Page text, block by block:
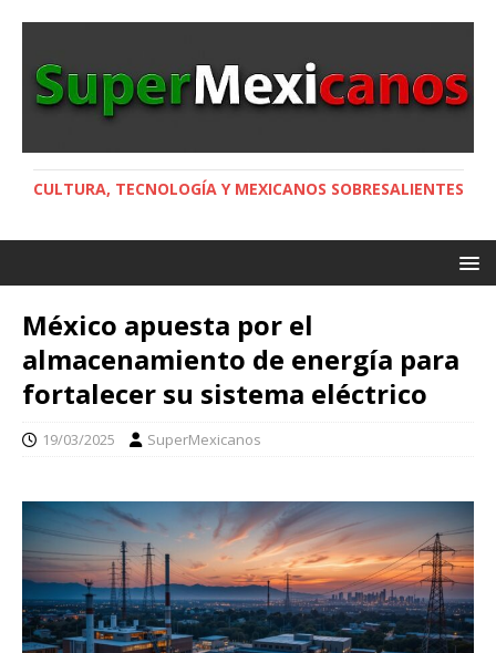
CULTURA, TECNOLOGÍA Y MEXICANOS SOBRESALIENTES
México apuesta por el
almacenamiento de energía para
fortalecer su sistema eléctrico
19/03/2025 SuperMexicanos